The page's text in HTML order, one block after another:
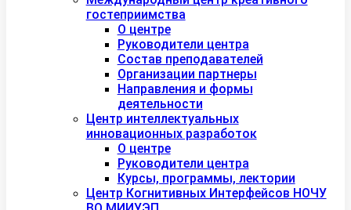
гостеприимства
О центре
Руководители центра
Состав преподавателей
Организации партнеры
Направления и формы
деятельности
Центр интеллектуальных
инновационных разработок
О центре
Руководители центра
Курсы, программы, лектории
Центр Когнитивных Интерфейсов НОЧУ